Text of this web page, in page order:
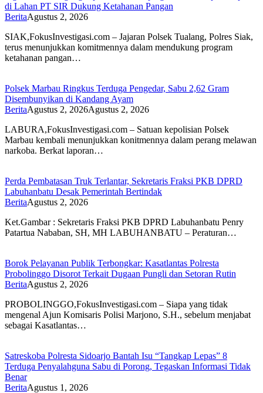
di Lahan PT SIR Dukung Ketahanan Pangan
BeritaAgustus 2, 2026
SIAK,FokusInvestigasi.com – Jajaran Polsek Tualang, Polres Siak,
terus menunjukkan komitmennya dalam mendukung program
ketahanan pangan…
Polsek Marbau Ringkus Terduga Pengedar, Sabu 2,62 Gram
Disembunyikan di Kandang Ayam
BeritaAgustus 2, 2026Agustus 2, 2026
LABURA,FokusInvestigasi.com – Satuan kepolisian Polsek
Marbau kembali menunjukkan konitmennya dalam perang melawan
narkoba. Berkat laporan…
Perda Pembatasan Truk Terlantar, Sekretaris Fraksi PKB DPRD
Labuhanbatu Desak Pemerintah Bertindak
BeritaAgustus 2, 2026
Ket.Gambar : Sekretaris Fraksi PKB DPRD Labuhanbatu Penry
Patartua Nababan, SH, MH LABUHANBATU – Peraturan…
Borok Pelayanan Publik Terbongkar: Kasatlantas Polresta
Probolinggo Disorot Terkait Dugaan Pungli dan Setoran Rutin
BeritaAgustus 2, 2026
PROBOLINGGO,FokusInvestigasi.com – Siapa yang tidak
mengenal Ajun Komisaris Polisi Marjono, S.H., sebelum menjabat
sebagai Kasatlantas…
Satreskoba Polresta Sidoarjo Bantah Isu “Tangkap Lepas” 8
Terduga Penyalahguna Sabu di Porong, Tegaskan Informasi Tidak
Benar
BeritaAgustus 1, 2026